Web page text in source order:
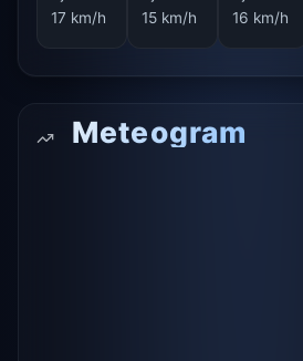
17 km/h
15 km/h
16 km/h
Meteogram